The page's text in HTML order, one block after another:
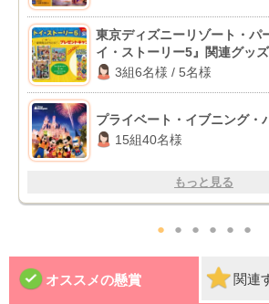
東京ディズニーリゾート・パ
イ・ストーリー5』関連グッズ
3組6名様 / 5名様
プライベート・イブニング・
15組40名様
もっと見る
● ● ● ● ● ●
オススメの懸賞 関連